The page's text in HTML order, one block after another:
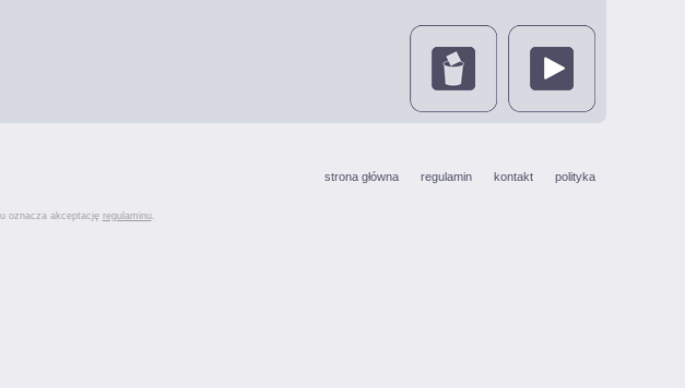
strona główna regulamin kontakt polityka
oznacza akceptację regulaminu.